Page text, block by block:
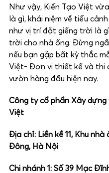
Như vậy, Kiến Tạo Việt
là gì, khái niệm về tiểu
như vị trí đặt giếng trời là
trời cho nhà ống. Đừng
nếu bạn gặp bất kỳ thắc
Việt- Đơn vị thiết kế và thi
vườn hàng đầu hiện nay.
Công ty cổ phẩn Xây
Việt
Địa chỉ: Liền kề 11, Khu
Đông, Hà Nội
Chi nhánh 1: Số 39 Mạc